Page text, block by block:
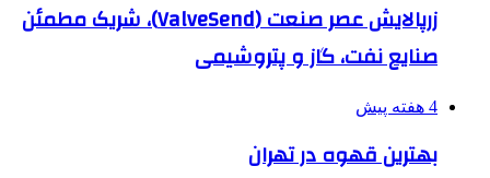
زرپالایش عصر صنعت (ValveSend)، شریک مطمئن
صنایع نفت، گاز و پتروشیمی
4 هفته پیش
بهترین قهوه در تهران